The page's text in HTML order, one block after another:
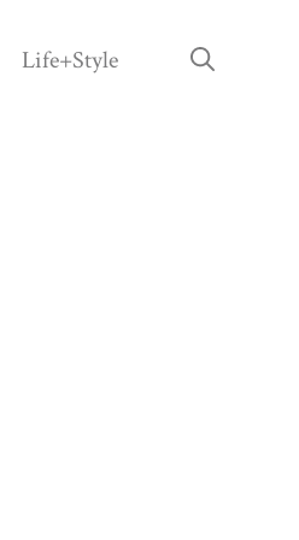
Life+Style